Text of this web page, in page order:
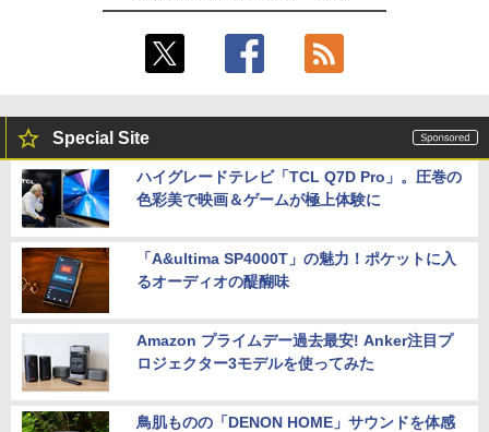
Special Site
ハイグレードテレビ「TCL Q7D Pro」。圧巻の
色彩美で映画＆ゲームが極上体験に
「A&ultima SP4000T」の魅力！ポケットに入
るオーディオの醍醐味
Amazon プライムデー過去最安! Anker注目プ
ロジェクター3モデルを使ってみた
鳥肌ものの「DENON HOME」サウンドを体感